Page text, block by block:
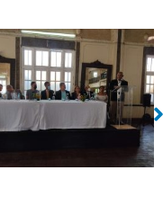
Sin leyenda